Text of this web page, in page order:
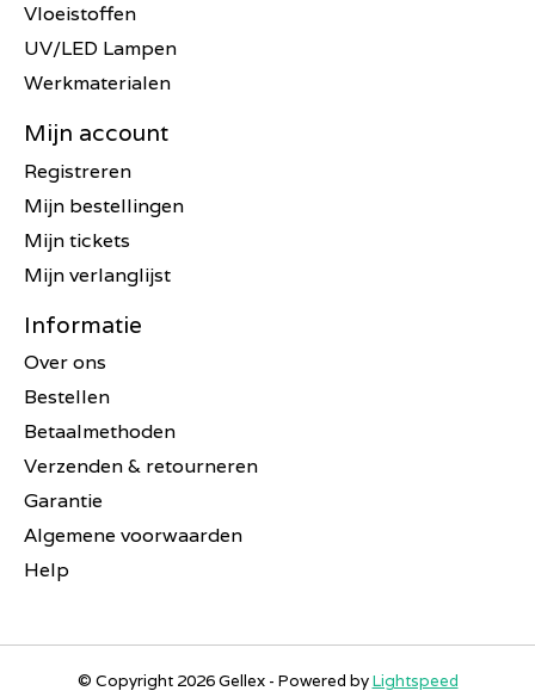
Vloeistoffen
UV/LED Lampen
Werkmaterialen
Mijn account
Registreren
Mijn bestellingen
Mijn tickets
Mijn verlanglijst
Informatie
Over ons
Bestellen
Betaalmethoden
Verzenden & retourneren
Garantie
Algemene voorwaarden
Help
© Copyright 2026 Gellex - Powered byLightspeed